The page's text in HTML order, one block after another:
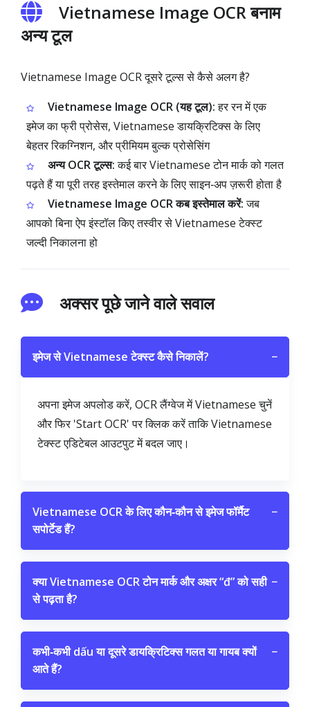
Vietnamese Image OCR बनाम
अन्य टूल
Vietnamese Image OCR दूसरे टूल्स से कैसे अलग है?
Vietnamese Image OCR (यह टूल):हर रन में एक
इमेज का फ्री प्रोसेस, Vietnamese डायक्रिटिक्स के लिए
बेहतर रिकग्निशन, और प्रीमियम बुल्क प्रोसेसिंग
अन्य OCR टूल्स:कई बार Vietnamese टोन मार्क को गलत
पढ़ते हैं या पूरी तरह इस्तेमाल करने के लिए साइन‑अप ज़रूरी होता है
Vietnamese Image OCR कब इस्तेमाल करें:जब
आपको बिना ऐप इंस्टॉल किए तस्वीर से Vietnamese टेक्स्ट
जल्दी निकालना हो
अक्सर पूछे जाने वाले सवाल
इमेज से Vietnamese टेक्स्ट कैसे निकालें? −
अपना इमेज अपलोड करें, OCR लैंग्वेज में Vietnamese चुनें
और फिर 'Start OCR' पर क्लिक करें ताकि Vietnamese
टेक्स्ट एडिटेबल आउटपुट में बदल जाए।
Vietnamese OCR के लिए कौन‑कौन से इमेज फॉर्मैट
सपोर्टेड हैं?
−
क्या Vietnamese OCR टोन मार्क और अक्षर “đ” को सही
से पढ़ता है?
−
कभी‑कभी dấu या दूसरे डायक्रिटिक्स गलत या गायब क्यों
आते हैं?
−